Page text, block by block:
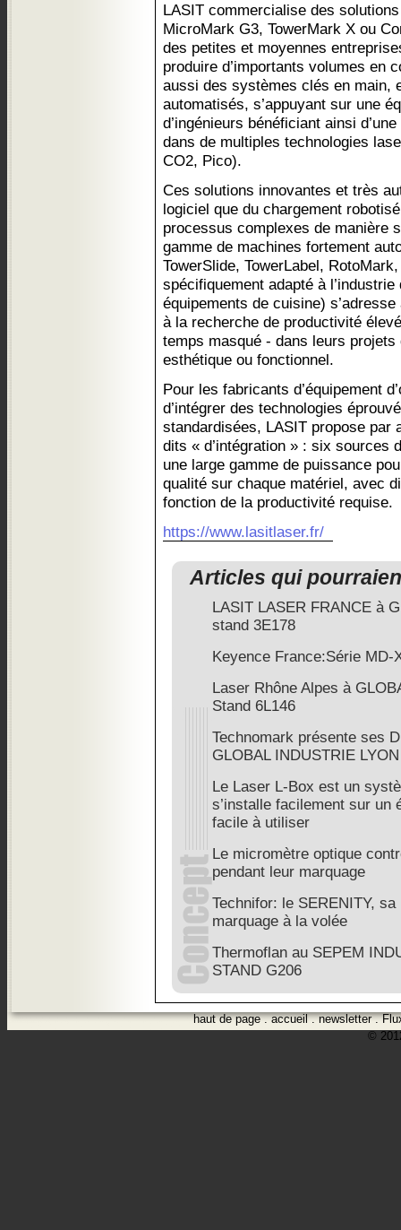
LASIT commercialise des
MicroMark G3, TowerMark X ou
des petites et moyennes
produire d’importants volumes en
aussi des systèmes clés en main,
automatisés, s’appuyant sur une
d’ingénieurs bénéficiant ainsi
dans de multiples technologies
CO2, Pico).
Ces solutions innovantes et très
logiciel que du chargement
processus complexes de manière
gamme de machines fortement
TowerSlide, TowerLabel,
spécifiquement adapté à
équipements de cuisine)
à la recherche de productivité
temps masqué - dans leurs
esthétique ou fonctionnel.
Pour les fabricants d’équipement
d’intégrer des technologies
standardisées, LASIT propose par
dits « d’intégration » : six sources
une large gamme de puissance
qualité sur chaque matériel, avec
fonction de la productivité requise.
https://www.lasitlaser.fr/
Articles qui
LASIT LASER FRANCE à
stand 3E178
Keyence France: Série MD-
Laser Rhône Alpes à
Stand 6L146
Technomark présente ses
GLOBAL INDUSTRIE
Le Laser L-Box est un
s’installe facilement sur
facile à utiliser
Le micromètre optique
pendant leur marquage
Technifor: le SERENITY,
marquage à la volée
Thermoflan au SEPEM
STAND G206
haut de page.accueil.newsletter.
©